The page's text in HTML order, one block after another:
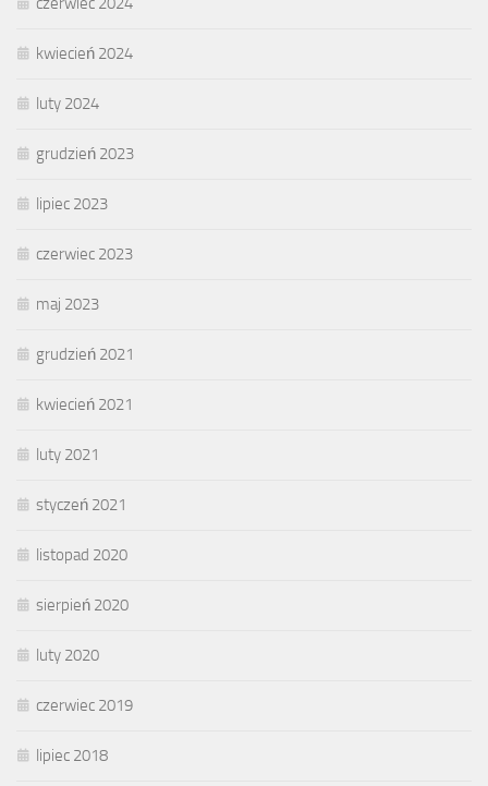
kwiecień 2024
luty 2024
grudzień 2023
lipiec 2023
czerwiec 2023
maj 2023
grudzień 2021
kwiecień 2021
luty 2021
styczeń 2021
listopad 2020
sierpień 2020
luty 2020
czerwiec 2019
lipiec 2018